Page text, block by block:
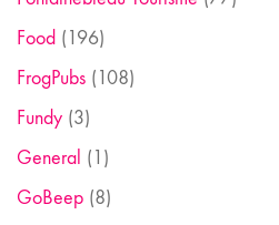
Food (196)
FrogPubs (108)
Fundy (3)
General (1)
GoBeep (8)